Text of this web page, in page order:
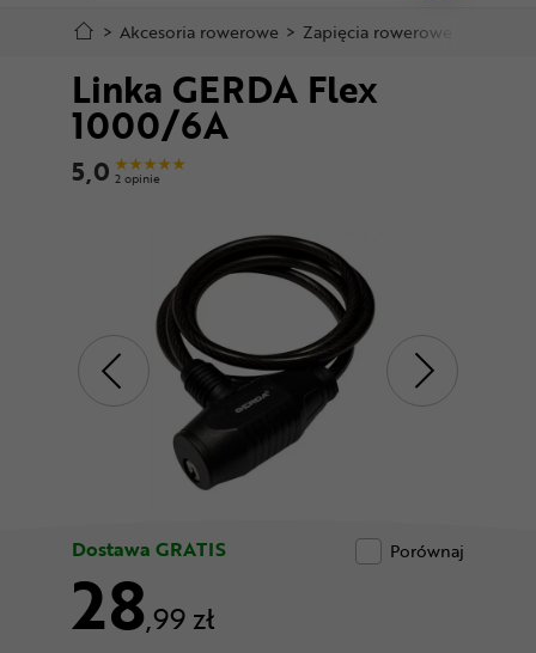
Szczegółowe informacje
Stopka
Mapa strony
Odzież
Kaski
Buty
Nowości
Superoferta
> Akcesoria rowerowe > Zapięcia rowerowe
Linka GERDA Flex
1000/6A
5,0 2 opinie
Dostawa GRATIS Porównaj
28,99 zł